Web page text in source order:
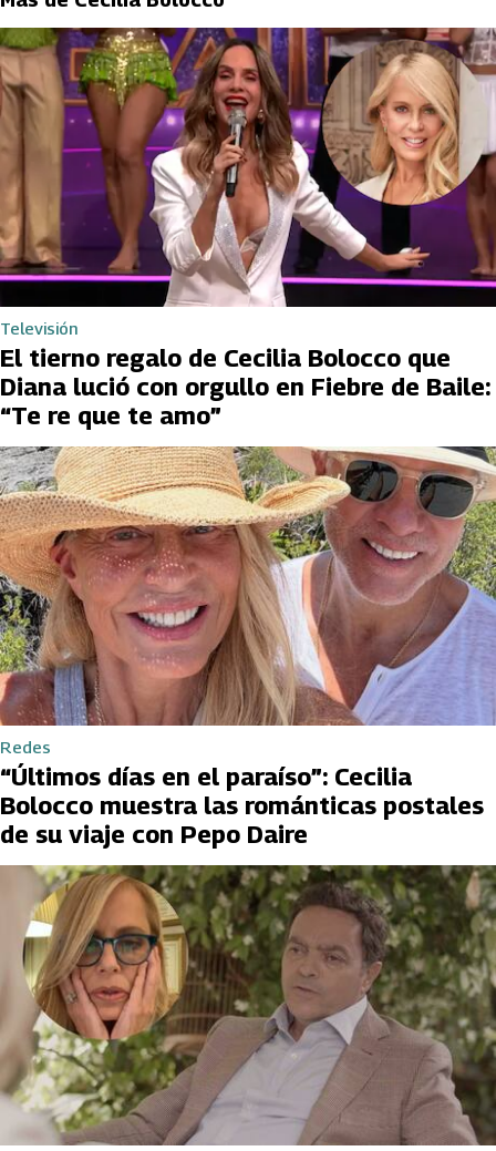
Televisión
El tierno regalo de Cecilia Bolocco que
Diana lució con orgullo en Fiebre de Baile:
“Te re que te amo”
Redes
“Últimos días en el paraíso”: Cecilia
Bolocco muestra las románticas postales
de su viaje con Pepo Daire